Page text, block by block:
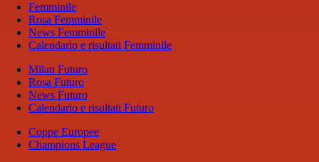
Femminile
Rosa Femminile
News Femminile
Calendario e risultati Femminile
Milan Futuro
Rosa Futuro
News Futuro
Calendario e risultati Futuro
Coppe Europee
Champions League